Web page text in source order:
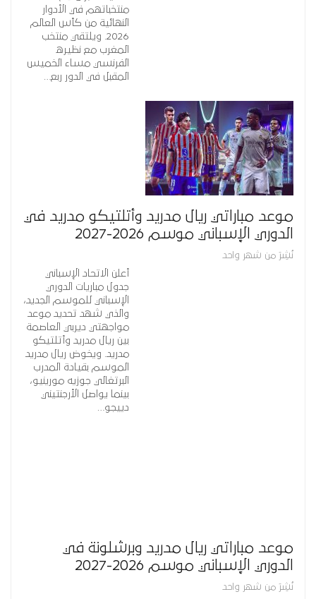
منتخباتهم في الأدوار
النهائية من كأس العالم
2026. ويلتقي منتخب
المغرب مع نظيره
الفرنسي مساء الخميس
المقبل في الدور ربع…
موعد مباراتي ريال مدريد وأتلتيكو مدريد في
الدوري الإسباني موسم 2026-2027
نُشِرَ من شهر واحد
أعلن الاتحاد الإسباني
جدول مباريات الدوري
الإسباني للموسم الجديد،
والذي شهد تحديد موعد
مواجهتي ديربي العاصمة
بين ريال مدريد وأتلتيكو
مدريد. ويخوض ريال مدريد
الموسم بقيادة المدرب
البرتغالي جوزيه مورينيو،
بينما يواصل الأرجنتيني
دييجو…
موعد مباراتي ريال مدريد وبرشلونة في
الدوري الإسباني موسم 2026-2027
نُشِرَ من شهر واحد